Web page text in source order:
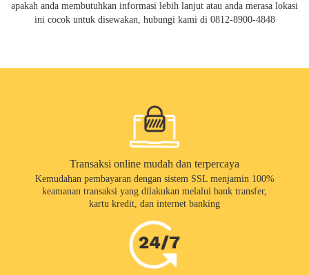
apakah anda membutuhkan informasi lebih lanjut atau anda merasa lokasi
ini cocok untuk disewakan, hubungi kami di 0812-8900-4848
Transaksi online mudah dan terpercaya
Kemudahan pembayaran dengan sistem SSL menjamin 100%
keamanan transaksi yang dilakukan melalui bank transfer,
kartu kredit, dan internet banking